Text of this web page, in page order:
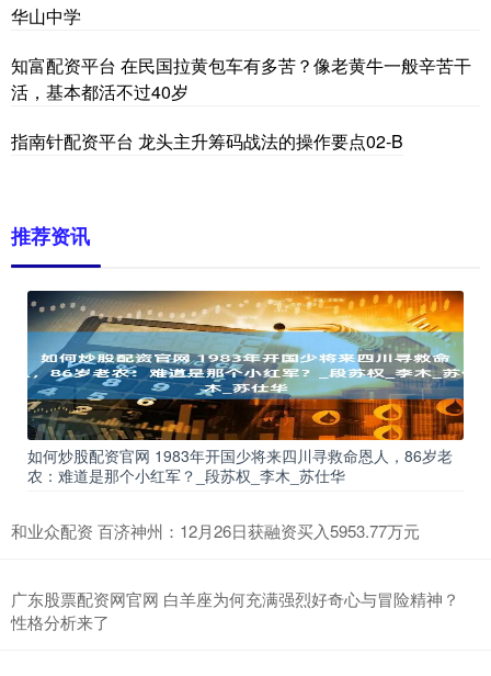
华山中学
知富配资平台 在民国拉黄包车有多苦？像老黄牛一般辛苦干
活，基本都活不过40岁
指南针配资平台 龙头主升筹码战法的操作要点02-B
推荐资讯
如何炒股配资官网 1983年开国少将来四川寻救命恩人，86岁老
农：难道是那个小红军？_段苏权_李木_苏仕华
和业众配资 百济神州：12月26日获融资买入5953.77万元
广东股票配资网官网 白羊座为何充满强烈好奇心与冒险精神？
性格分析来了